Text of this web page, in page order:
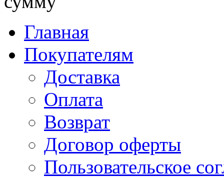
Главная
Покупателям
Доставка
Оплата
Возврат
Договор оферты
Пользовательское